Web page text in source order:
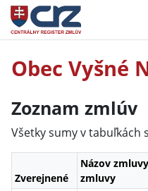
Obec Vyšné
Zoznam zmlúv
Všetky sumy v tabuľkách
Zverejnené
Názov
zmluvy